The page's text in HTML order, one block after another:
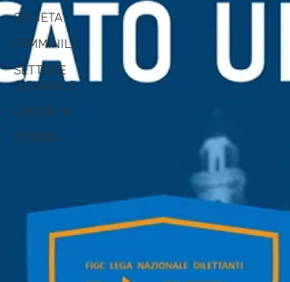
SOCIETA'
FEMMINILE
SETTORE
GIOVANILE
UNDER 19
STORIA